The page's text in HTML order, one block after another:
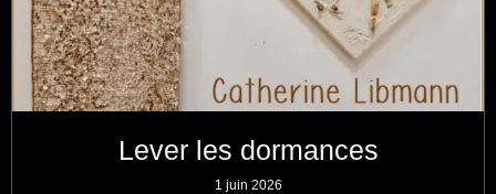
Lever les dormances
1 juin 2026